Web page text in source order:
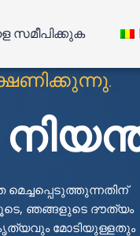
സമീപിക്കുക
ഞങ്ങളുടെ ദൗത്യം
മോടിയുള്ളതും